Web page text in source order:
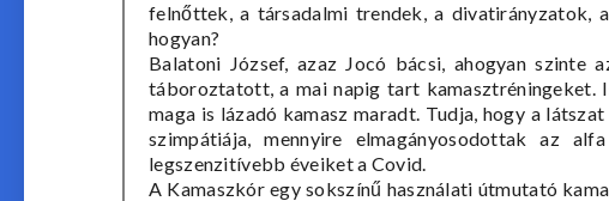
felnőttek, a társadalmi trendek, a divatirányzatok,
hogyan?
Balatoni József, azaz Jocó bácsi, ahogyan szinte
táboroztatott, a mai napig tart kamasztréningeket.
maga is lázadó kamasz maradt. Tudja, hogy a
szimpátiája, mennyire elmagányosodottak az
legszenzitívebb éveiket a Covid.
A Kamaszkór egy sokszínű használati útmutató